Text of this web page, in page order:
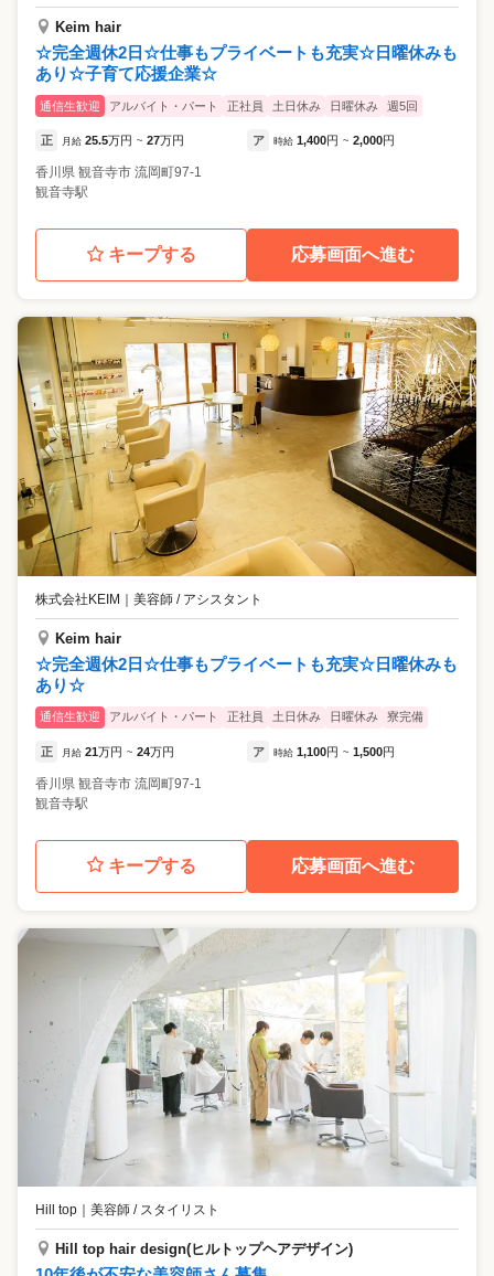
Keim hair
☆完全週休2日☆仕事もプライベートも充実☆日曜休みも
あり☆子育て応援企業☆
通信生歓迎 アルバイト・パート 正社員 土日休み 日曜休み 週5回
正 月給 25.5万円 ~ 27万円 ア 時給 1,400円 ~ 2,000円
香川県 観音寺市 流岡町97-1
観音寺駅
キープする 応募画面へ進む
株式会社KEIM ｜ 美容師 / アシスタント
Keim hair
☆完全週休2日☆仕事もプライベートも充実☆日曜休みも
あり☆
通信生歓迎 アルバイト・パート 正社員 土日休み 日曜休み 寮完備
正 月給 21万円 ~ 24万円 ア 時給 1,100円 ~ 1,500円
香川県 観音寺市 流岡町97-1
観音寺駅
キープする 応募画面へ進む
Hill top ｜ 美容師 / スタイリスト
Hill top hair design(ヒルトップヘアデザイン)